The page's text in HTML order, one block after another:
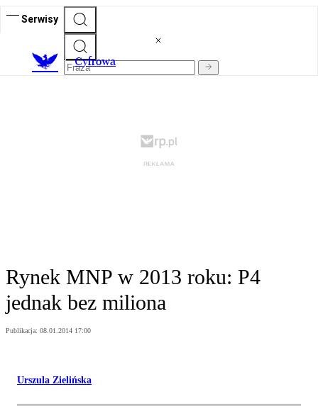
Serwisy
Cyfrowa
Rynek MNP w 2013 roku: P4
jednak bez miliona
Publikacja: 08.01.2014 17:00
Urszula Zielińska